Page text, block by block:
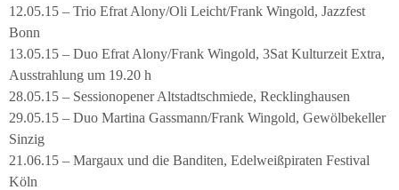
12.05.15 – Trio Efrat Alony/Oli Leicht/Frank Wingold, Jazzfest
Bonn
13.05.15 – Duo Efrat Alony/Frank Wingold, 3Sat Kulturzeit Extra,
Ausstrahlung um 19.20 h
28.05.15 – Sessionopener Altstadtschmiede, Recklinghausen
29.05.15 – Duo Martina Gassmann/Frank Wingold, Gewölbekeller
Sinzig
21.06.15 – Margaux und die Banditen, Edelweißpiraten Festival
Köln